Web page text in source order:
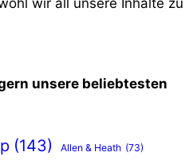
unsere beliebtesten
(143) Allen & Heath (73)